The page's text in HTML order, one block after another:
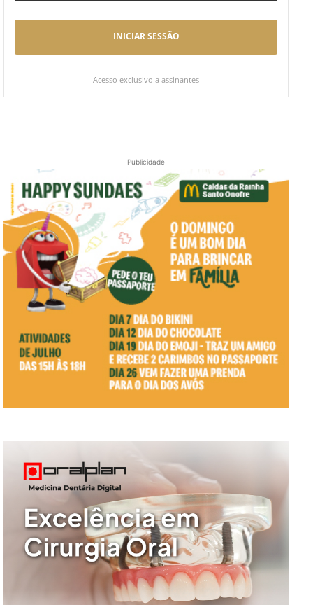
INICIAR SESSÃO
Acesso exclusivo a assinantes
Publicidade